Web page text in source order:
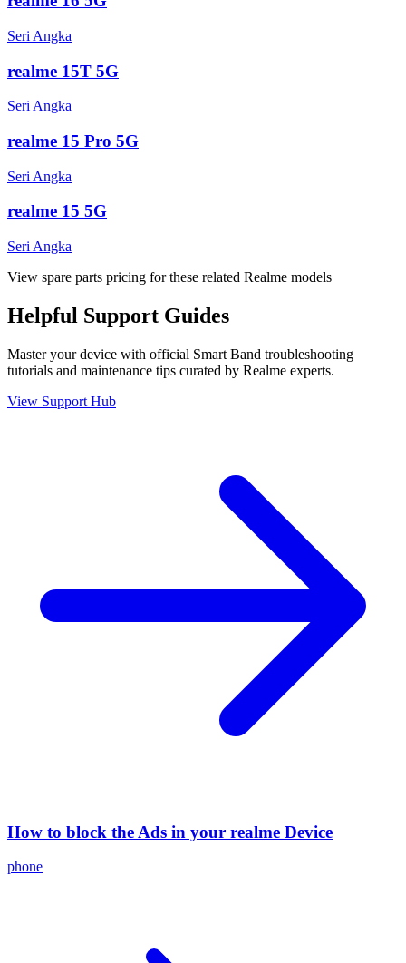
Seri Angka
realme 15T 5G
Seri Angka
realme 15 Pro 5G
Seri Angka
realme 15 5G
Seri Angka
View spare parts pricing for these related Realme models
Helpful Support Guides
Master your device with official Smart Band troubleshooting
tutorials and maintenance tips curated by Realme experts.
View Support Hub
How to block the Ads in your realme Device
phone